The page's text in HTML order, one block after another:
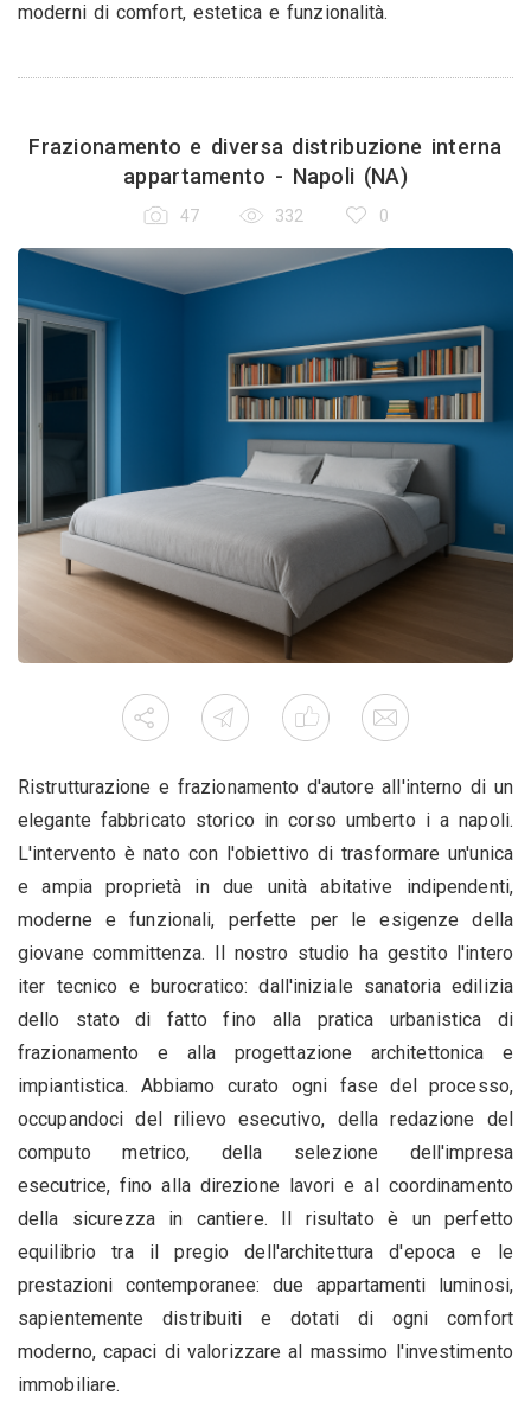
moderni di comfort, estetica e funzionalità.
Frazionamento e diversa distribuzione interna
appartamento - Napoli (NA)
47 332 0
Ristrutturazione e frazionamento d'autore all'interno di un
elegante fabbricato storico in corso umberto i a napoli.
L'intervento è nato con l'obiettivo di trasformare un'unica
e ampia proprietà in due unità abitative indipendenti,
moderne e funzionali, perfette per le esigenze della
giovane committenza. Il nostro studio ha gestito l'intero
iter tecnico e burocratico: dall'iniziale sanatoria edilizia
dello stato di fatto fino alla pratica urbanistica di
frazionamento e alla progettazione architettonica e
impiantistica. Abbiamo curato ogni fase del processo,
occupandoci del rilievo esecutivo, della redazione del
computo metrico, della selezione dell'impresa
esecutrice, fino alla direzione lavori e al coordinamento
della sicurezza in cantiere. Il risultato è un perfetto
equilibrio tra il pregio dell'architettura d'epoca e le
prestazioni contemporanee: due appartamenti luminosi,
sapientemente distribuiti e dotati di ogni comfort
moderno, capaci di valorizzare al massimo l'investimento
immobiliare.